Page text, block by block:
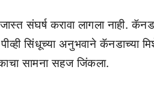
संघर्ष करावा लागला नाही.
सिंधूच्या अनुभवाने कॅनडाच्या
सामना सहज जिंकला.